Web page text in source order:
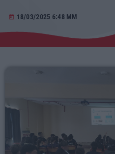
Αθλητικά
Προσεχείς
today 18/03/2025 6:48 ΜΜ